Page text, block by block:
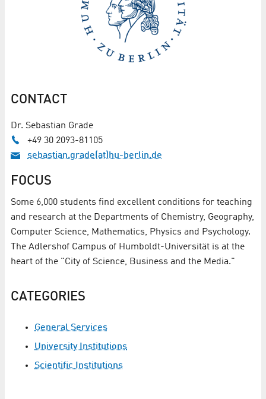
CONTACT
Dr. Sebastian Grade
+49 30 2093-81105
sebastian.grade(at)hu-berlin.de
FOCUS
Some 6,000 students find excellent conditions for teaching
and research at the Departments of Chemistry, Geography,
Computer Science, Mathematics, Physics and Psychology.
The Adlershof Campus of Humboldt-Universität is at the
heart of the "City of Science, Business and the Media."
CATEGORIES
General Services
University Institutions
Scientific Institutions